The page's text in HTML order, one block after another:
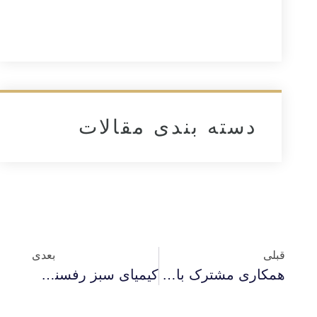
دسته بندی مقالات
قبلی
همکاری مشترک با خانه نواوری و تکنولوژی ایران در کنیا
بعدی
کیمیای سبز رفسنجان مهمان استان آذربایجان غربی